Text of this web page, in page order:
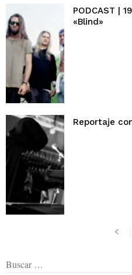
PODCAST |
«Blind»
Reportaje
Buscar: